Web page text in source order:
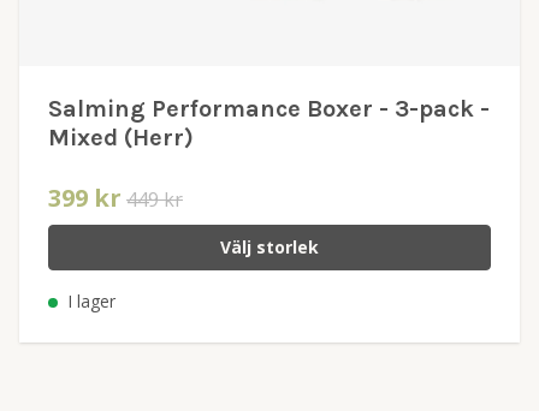
Salming Performance Boxer - 3-pack -
Mixed (Herr)
399 kr 449 kr
Välj storlek
I lager